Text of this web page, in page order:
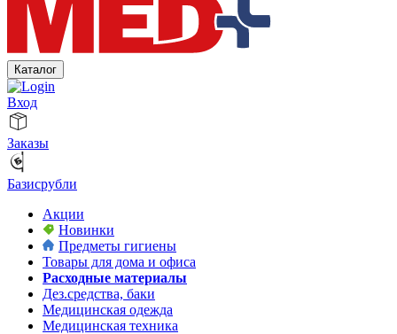
Каталог
Вход
Заказы
Базисрубли
Акции
Новинки
Предметы гигиены
Товары для дома и офиса
Расходные материалы
Дез.средства, баки
Медицинская одежда
Медицинская техника